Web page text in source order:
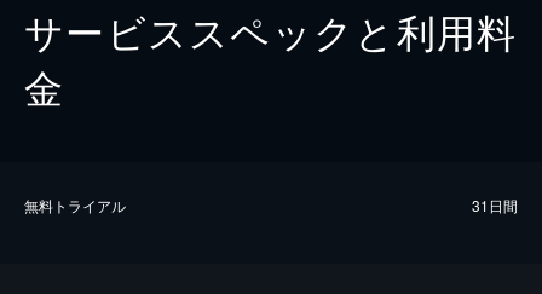
サービススペックと利用料
金
無料トライアル 31日間